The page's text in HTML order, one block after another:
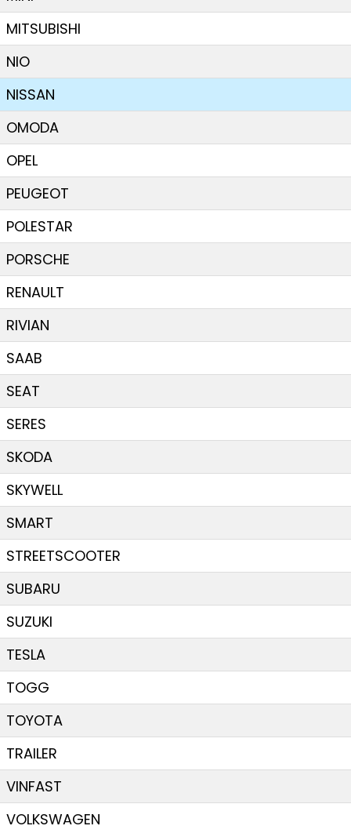
MITSUBISHI
NIO
NISSAN
OMODA
OPEL
PEUGEOT
POLESTAR
PORSCHE
RENAULT
RIVIAN
SAAB
SEAT
SERES
SKODA
SKYWELL
SMART
STREETSCOOTER
SUBARU
SUZUKI
TESLA
TOGG
TOYOTA
TRAILER
VINFAST
VOLKSWAGEN